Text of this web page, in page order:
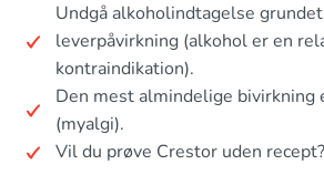
Undgå alkoholindtagelse
leverpåvirkning (alkohol er en
kontraindikation).
Den mest almindelige bivirkning
(myalgi).
Vil du prøve Crestor uden recept?